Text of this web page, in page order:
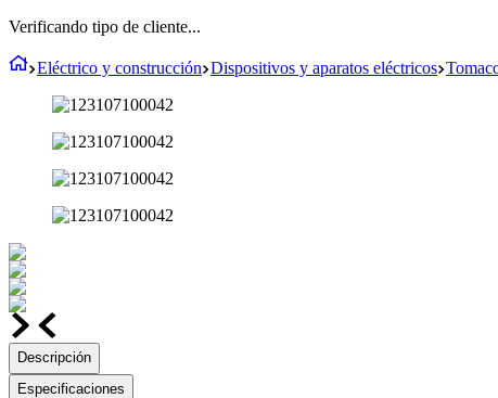
Verificando tipo de cliente...
Eléctrico y construcción Dispositivos y aparatos eléctricos
Descripción
Especificaciones